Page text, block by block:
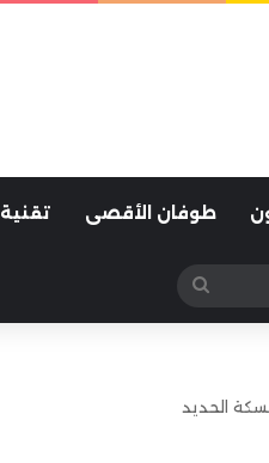
طوفان الأقصى تقنية
بحث
عن
الحديد